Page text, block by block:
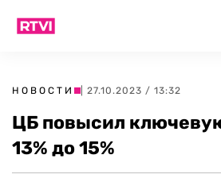
НОВОСТИ | 27.10.2023 / 13:32
ЦБ повысил
13% до 15%